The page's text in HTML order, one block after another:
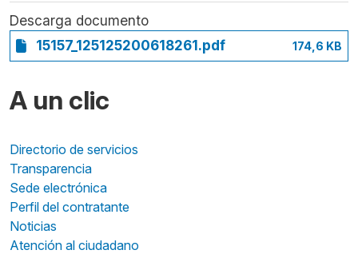
Descarga documento
15157_125125200618261.pdf
174,6 KB
A un clic
Directorio de servicios
Transparencia
Sede electrónica
Perfil del contratante
Noticias
Atención al ciudadano